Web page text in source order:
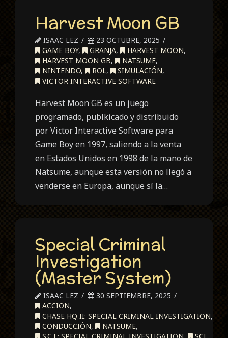
Harvest Moon GB
ISAAC LEZ
23 OCTUBRE, 2025
GAME BOY, GRANJA, HARVEST MOON,
HARVEST MOON GB, NATSUME,
NINTENDO, ROL, SIMULACIÓN,
VICTOR INTERACTIVE SOFTWARE
Harvest Moon GB es un juego
programado, publkicado y distribuido
por Victor Interactive Software para
Game Boy en 1997, saliendo a la venta
en Estados Unidos en 1998 de la mano de
Natsume, aunque esta versión no llegó a
venderse en Europa, aunque sí la…
Special Criminal
Investigation
(Master System)
ISAAC LEZ
30 SEPTIEMBRE, 2025
ACCION,
CHASE HQ II: SPECIAL CRIMINAL INVESTIGATION,
CONDUCCIÓN, NATSUME,